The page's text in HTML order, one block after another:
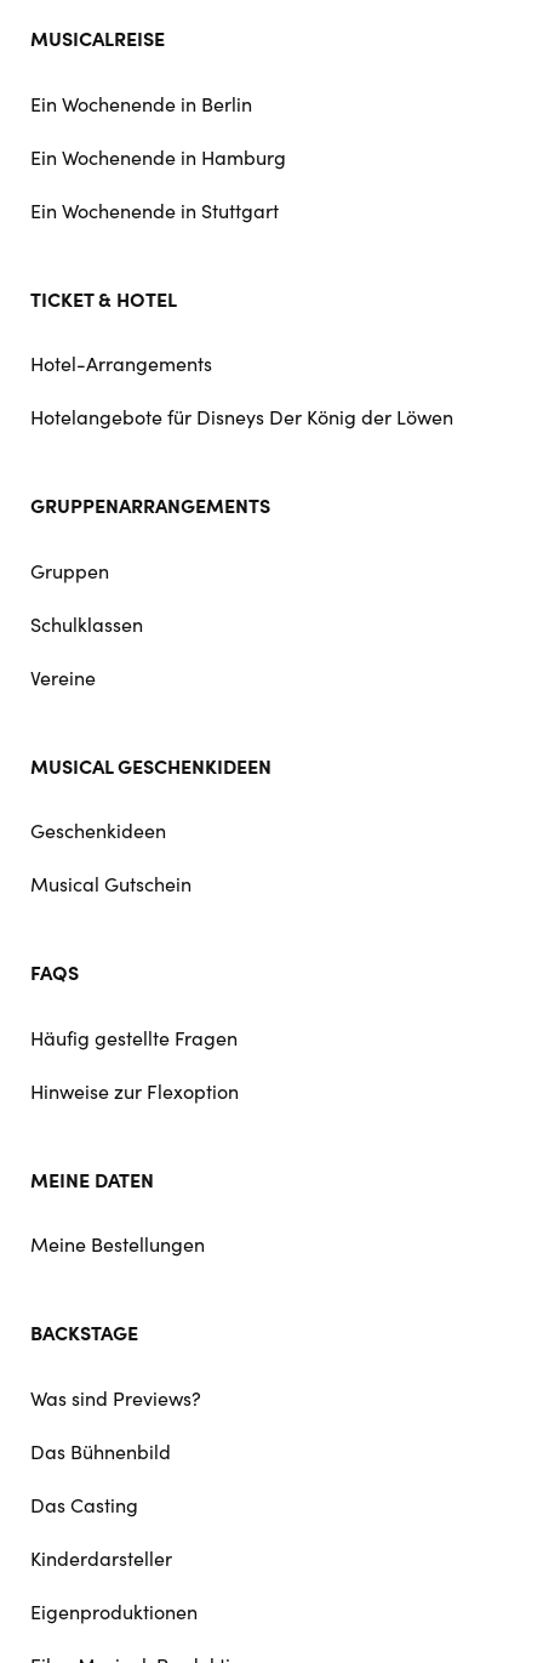
MUSICALREISE
Ein Wochenende in Berlin
Ein Wochenende in Hamburg
Ein Wochenende in Stuttgart
TICKET & HOTEL
Hotel-Arrangements
Hotelangebote für Disneys Der König der Löwen
GRUPPENARRANGEMENTS
Gruppen
Schulklassen
Vereine
MUSICAL GESCHENKIDEEN
Geschenkideen
Musical Gutschein
FAQS
Häufig gestellte Fragen
Hinweise zur Flexoption
MEINE DATEN
Meine Bestellungen
BACKSTAGE
Was sind Previews?
Das Bühnenbild
Das Casting
Kinderdarsteller
Eigenproduktionen